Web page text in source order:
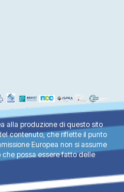
alla produzione di questo sito
contenuto, che riflette il punto
Europea non si assume
che possa essere fatto delle